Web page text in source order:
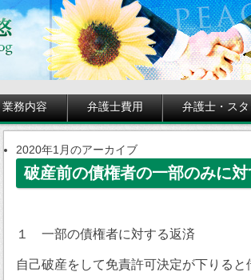
業務内容 弁護士費用 弁護士・ス
2020年1月のアーカイブ
破産前の債権者の一部のみに
１ 一部の債権者に対する返済
自己破産をして免責許可決定が下りる